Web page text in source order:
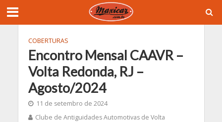
COBERTURAS
Encontro Mensal CAAVR –
Volta Redonda, RJ –
Agosto/2024
11 de setembro de 2024
Clube de Antiguidades Automotivas de Volta